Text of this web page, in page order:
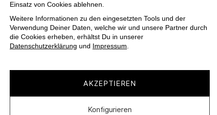
Einsatz von Cookies ablehnen.
Weitere Informationen zu den eingesetzten Tools und der
Verwendung Deiner Daten, welche wir und unsere Partner durch
die Cookies erheben, erhältst Du in unserer
Datenschutzerklärung und Impressum.
AKZEPTIEREN
Konfigurieren